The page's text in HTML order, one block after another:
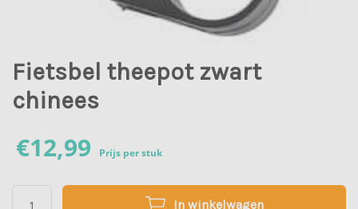
Fietsbel theepot zwart
chinees
€12,99 Prijs per stuk
In winkelwagen